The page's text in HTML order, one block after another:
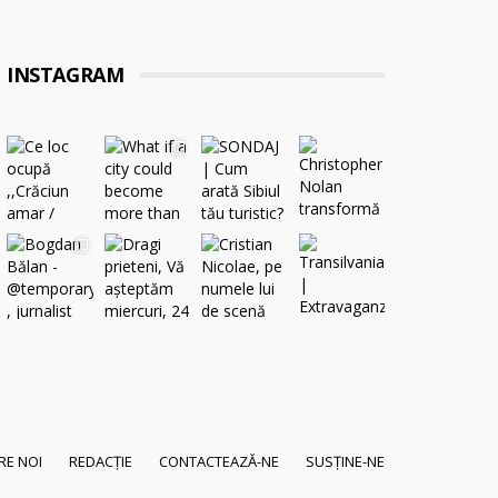
INSTAGRAM
NOI REDACȚIE CONTACTEAZĂ-NE SUSȚINE-NE